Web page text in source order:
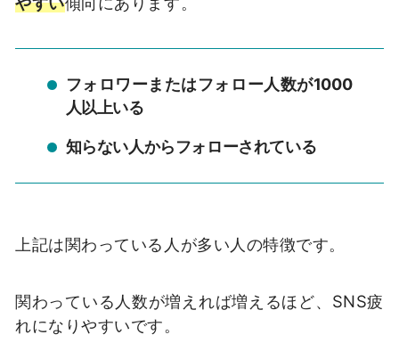
フォロワーまたはフォロー人数が1000
人以上いる
知らない人からフォローされている
上記は関わっている人が多い人の特徴です。
関わっている人数が増えれば増えるほど、 SNS疲
れになりやすいです。